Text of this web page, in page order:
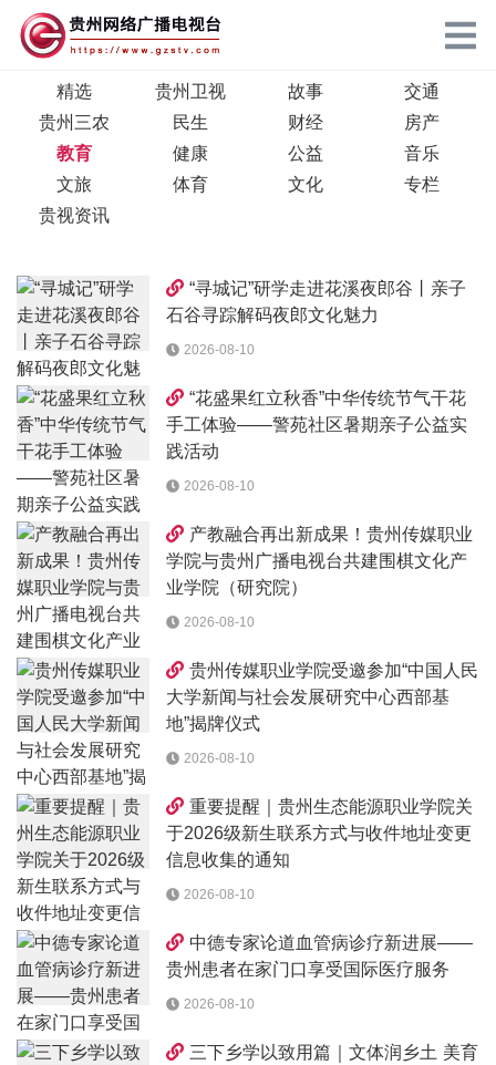
精选 贵州卫视 故事
交通
贵州三农
民生 财经
房产
教育
健康 公益
音乐
文旅
体育 文化
专栏
贵视资讯
“寻城记”研学走进花溪夜郎谷丨亲子
石谷寻踪解码夜郎文化魅力
2026-08-10
“花盛果红立秋香”中华传统节气干花
手工体验——警苑社区暑期亲子公益实
践活动
2026-08-10
产教融合再出新成果！贵州传媒职业
学院与贵州广播电视台共建围棋文化产
业学院（研究院）
2026-08-10
贵州传媒职业学院受邀参加“中国人民
大学新闻与社会发展研究中心西部基
地”揭牌仪式
2026-08-10
重要提醒｜贵州生态能源职业学院关
于2026级新生联系方式与收件地址变更
信息收集的通知
2026-08-10
中德专家论道血管病诊疗新进展——
贵州患者在家门口享受国际医疗服务
2026-08-10
三下乡学以致用篇｜文体润乡土 美育